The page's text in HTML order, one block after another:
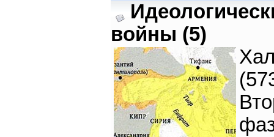
войны (5)